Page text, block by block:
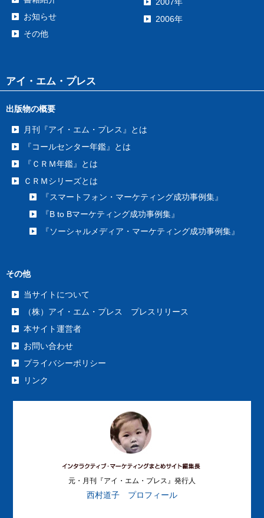
お知らせ
その他
2007年
2006年
アイ・エム・プレス
出版物の概要
月刊『アイ・エム・プレス』とは
『コールセンター年鑑』とは
『ＣＲＭ年鑑』とは
ＣＲＭシリーズとは
『スマートフォン・マーケティング成功事例集』
『B to Bマーケティング成功事例集』
『ソーシャルメディア・マーケティング成功事例集』
その他
当サイトについて
（株）アイ・エム・プレス プレスリリース
本サイト運営者
お問い合わせ
プライバシーポリシー
リンク
元・月刊『アイ・エム・プレス』発行人
西村道子 プロフィール